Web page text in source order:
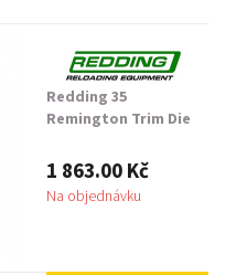
Redding 35
Remington Trim Die
1 863.00 Kč
Na objednávku